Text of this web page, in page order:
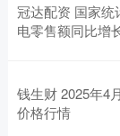
冠达配资 国家统
电零售额同比增
钱生财 2025年4
价格行情